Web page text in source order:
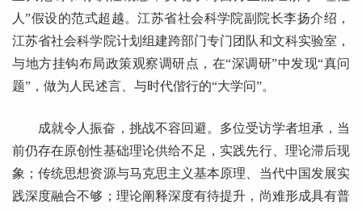
人”假设的范式超越。江苏省社会科学院副院长李扬介绍，
江苏省社会科学院计划组建跨部门专门团队和文科实验室，
与地方挂钩布局政策观察调研点，在“深调研”中发现“真问
题”，做为人民述言、与时代偕行的“大学问”。
成就令人振奋，挑战不容回避。多位受访学者坦承，当
前仍存在原创性基础理论供给不足，实践先行、理论滞后现
象；传统思想资源与马克思主义基本原理、当代中国发展实
践深度融合不够；理论阐释深度有待提升，尚难形成具有普